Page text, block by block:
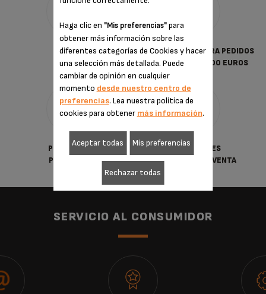
PAGO
SEGURO
ENVÍO GRATUITO PARA PEDIDOS
SUPERIORES A 30.00 EUROS
POLÍTICA DE
PRIVACIDAD
CONDICIONES
GENERALES DE VENTA
SERVICIO AL CONSUMIDOR
Haga clic en "Mis preferencias"para
obtener más información sobre las
diferentes categorías de Cookies y hacer
una selección más detallada. Puede
cambiar de opinión en cualquier
momento desde nuestro centro de
preferencias. Lea nuestra política de
cookies para obtener más información.
Aceptar todas Mis preferencias
Rechazar todas